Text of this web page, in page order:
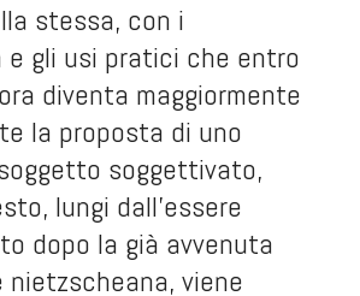
stessa, con i
e gli usi pratici che entro
diventa maggiormente
la proposta di uno
soggettivato,
lungi dall’essere
dopo la già avvenuta
nietzscheana, viene